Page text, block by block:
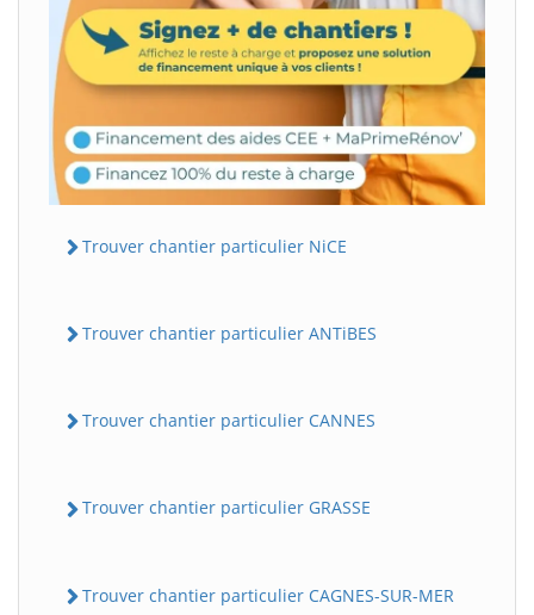
Trouver chantier particulier NiCE
Trouver chantier particulier ANTiBES
Trouver chantier particulier CANNES
Trouver chantier particulier GRASSE
Trouver chantier particulier CAGNES-SUR-MER